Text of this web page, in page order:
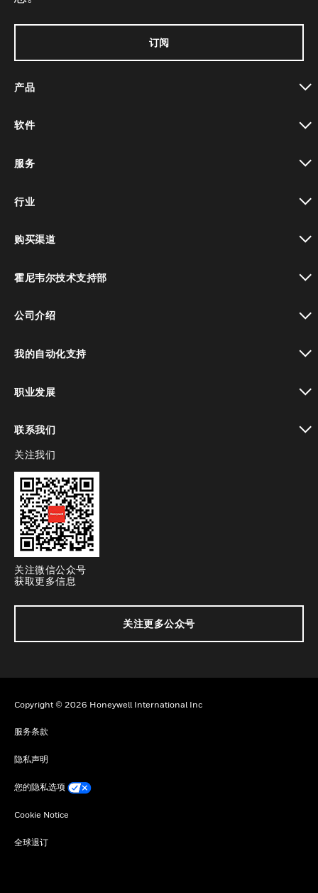
订阅
产品
软件
服务
行业
购买渠道
霍尼韦尔技术支持部
公司介绍
我的自动化支持
职业发展
联系我们
toggle view
关注我们
关注微信公众号
获取更多信息
关注更多公众号
Copyright © 2026 Honeywell International Inc
服务条款
隐私声明
您的隐私选项
Cookie Notice
全球退订